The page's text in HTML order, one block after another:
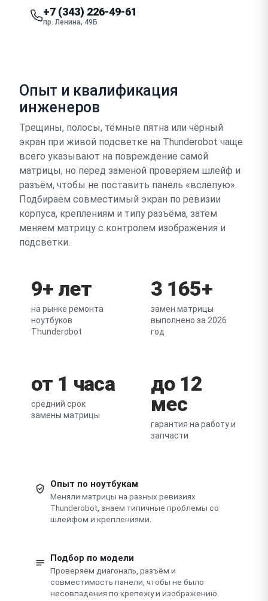
+7 (343) 226-49-61
пр. Ленина, 49Б
Опыт и квалификация
инженеров
Трещины, полосы, тёмные пятна или чёрный
экран при живой подсветке на Thunderobot чаще
всего указывают на повреждение самой
матрицы, но перед заменой проверяем шлейф и
разъём, чтобы не поставить панель «вслепую».
Подбираем совместимый экран по ревизии
корпуса, креплениям и типу разъёма, затем
меняем матрицу с контролем изображения и
подсветки.
9+ лет
на рынке ремонта
ноутбуков
Thunderobot
3 165+
замен матрицы
выполнено за 2026
год
от 1 часа
средний срок
замены матрицы
до 12
мес
гарантия на работу и
запчасти
Опыт по ноутбукам
Меняли матрицы на разных ревизиях
Thunderobot, знаем типичные проблемы со
шлейфом и креплениями.
Подбор по модели
Проверяем диагональ, разъём и
совместимость панели, чтобы не было
несовпадения по крепежу и изображению.